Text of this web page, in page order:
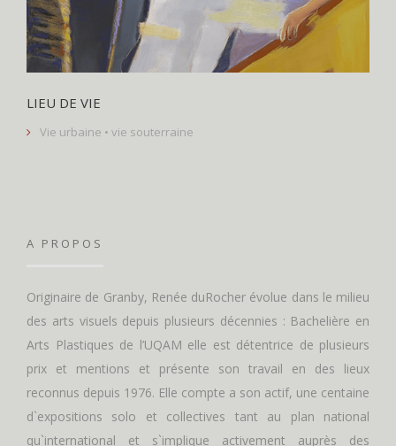
LIEU DE VIE
Vie urbaine • vie souterraine
A PROPOS
Originaire de Granby, Renée duRocher évolue dans le milieu
des arts visuels depuis plusieurs décennies : Bachelière en
Arts Plastiques de l’UQAM elle est détentrice de plusieurs
prix et mentions et présente son travail en des lieux
reconnus depuis 1976. Elle compte a son actif, une centaine
d`expositions solo et collectives tant au plan national
qu`international et s`implique activement auprès des